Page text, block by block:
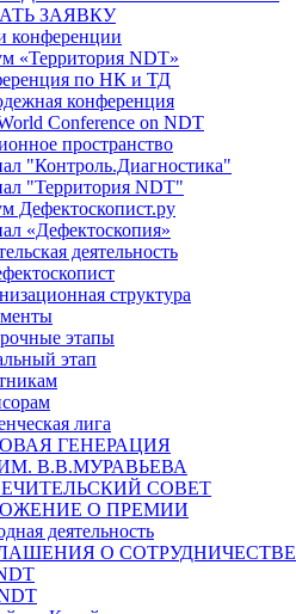
ЗАЯВКУ
конференции
«Территория NDT»
по НК и ТД
конференция
Conference on NDT
пространство
"Контроль.Диагностика"
"Территория NDT"
Дефектоскопист.ру
«Дефектоскопия»
деятельность
структура
этапы
этап
лига
ГЕНЕРАЦИЯ
В.В.МУРАВЬЕВА
СОВЕТ
О ПРЕМИИ
деятельность
О СОТРУДНИЧЕСТВЕ